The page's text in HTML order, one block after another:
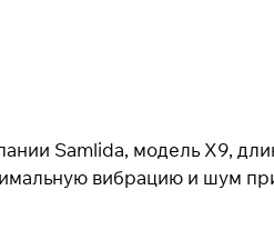
Samlida, модель X9,
вибрацию и шум
сегодня только25%